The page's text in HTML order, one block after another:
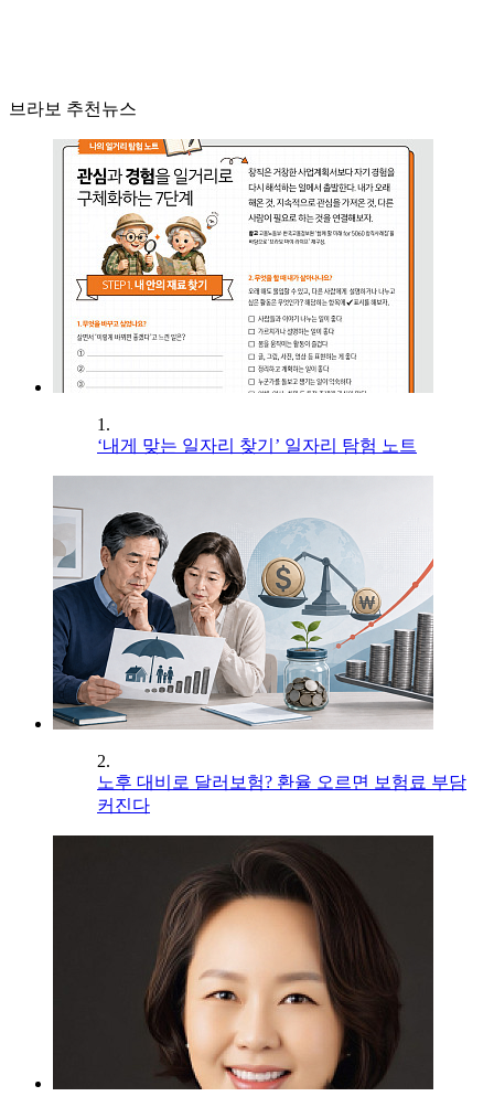
브라보 추천뉴스
1.
‘내게 맞는 일자리 찾기’ 일자리 탐험 노트
2.
노후 대비로 달러보험? 환율 오르면 보험료 부담
커진다